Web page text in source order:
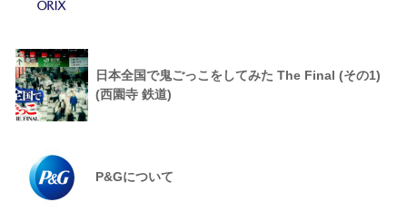
日本全国で鬼ごっこをしてみた The Final (その1)
(西園寺 鉄道)
P&Gについて